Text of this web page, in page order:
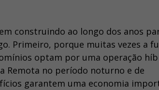
construindo ao longo dos anos
Primeiro, porque muitas vezes a
optam por uma operação
Remota no período noturno e de
garantem uma economia